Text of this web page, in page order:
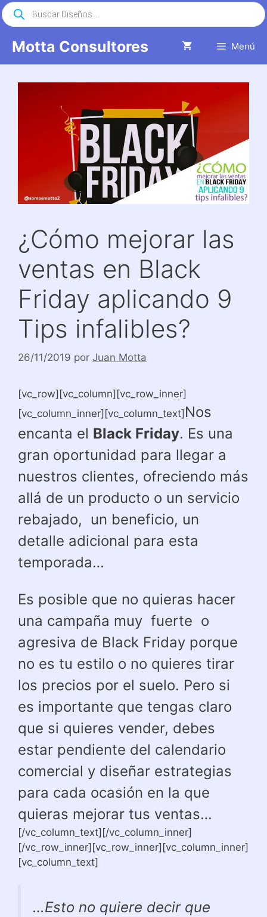
Saltar
al
Motta Consultores Menú
Búsqueda
de
productos
¿Cómo mejorar las
ventas en Black
Friday aplicando 9
Tips infalibles?
26/11/2019 por Juan Motta
[vc_row][vc_column][vc_row_inner]
[vc_column_inner][vc_column_text] Nos
encanta el Black Friday. Es una
gran oportunidad para llegar a
nuestros clientes, ofreciendo más
allá de un producto o un servicio
rebajado, un beneficio, un
detalle adicional para esta
temporada…
Es posible que no quieras hacer
una campaña muy fuerte o
agresiva de Black Friday porque
no es tu estilo o no quieres tirar
los precios por el suelo. Pero si
es importante que tengas claro
que si quieres vender, debes
estar pendiente del calendario
comercial y diseñar estrategias
para cada ocasión en la que
quieras mejorar tus ventas…
[/vc_column_text][/vc_column_inner]
[/vc_row_inner][vc_row_inner][vc_column_inner]
[vc_column_text]
…Esto no quiere decir que